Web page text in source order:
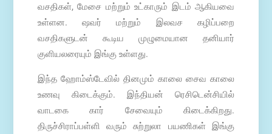
வசதிகள், மேசை மற்றும் உட்காரும் இடம் ஆகியவை
உள்ளன. ஷவர் மற்றும் இலவச கழிப்பறை
வசதிகளுடன் கூடிய முழுமையான தனியார்
குளியலரையும் இங்கு உள்ளது.
இந்த ஹோம்ஸ்டேவில் தினமும் காலை சைவ காலை
உணவு கிடைக்கும். இந்தியன் ரெசிடென்சியில்
வாடகை கார் சேவையும் கிடைக்கிறது.
திருச்சிராப்பள்ளி வரும் சுற்றுலா பயணிகள் இங்கு